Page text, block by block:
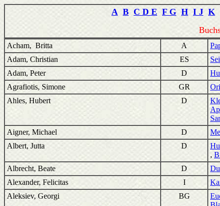
A B C D E F G H I J K
Acham, Britta A
Adam, Christian
ES
Adam, Peter
D
Agrafiotis, Simone
GR
Ahles, Hubert
D
Aigner, Michael
D
Albert, Jutta
D
,
Albrecht, Beate
D
Alexander, Felicitas
I
Aleksiev, Georgi
BG